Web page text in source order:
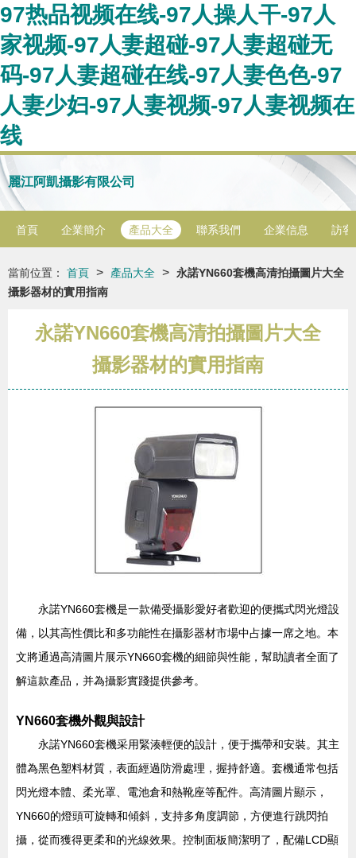
97热品视频在线-97人操人干-97人
家视频-97人妻超碰-97人妻超碰无
码-97人妻超碰在线-97人妻色色-97
人妻少妇-97人妻视频-97人妻视频在
线
麗江阿凱攝影有限公司
首頁 企業簡介 產品大全 聯系我們 企業信息 訪客
當前位置： 首頁 > 產品大全 > 永諾YN660套機高清拍攝圖片大全
攝影器材的實用指南
永諾YN660套機高清拍攝圖片大全
攝影器材的實用指南
永諾YN660套機是一款備受攝影愛好者歡迎的便攜式閃光燈設
備，以其高性價比和多功能性在攝影器材市場中占據一席之地。本
文將通過高清圖片展示YN660套機的細節與性能，幫助讀者全面了
解這款產品，并為攝影實踐提供參考。
YN660套機外觀與設計
永諾YN660套機采用緊湊輕便的設計，便于攜帶和安裝。其主
體為黑色塑料材質，表面經過防滑處理，握持舒適。套機通常包括
閃光燈本體、柔光罩、電池倉和熱靴座等配件。高清圖片顯示，
YN660的燈頭可旋轉和傾斜，支持多角度調節，方便進行跳閃拍
攝，從而獲得更柔和的光線效果。控制面板簡潔明了，配備LCD顯